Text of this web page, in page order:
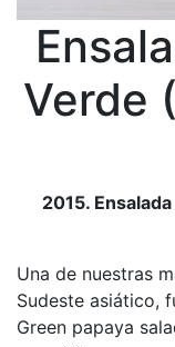
Verde
2015.
Una de nuestras
Sudeste asiático,
Green papaya